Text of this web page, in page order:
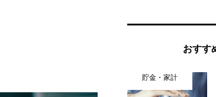
おすす
貯金・家計